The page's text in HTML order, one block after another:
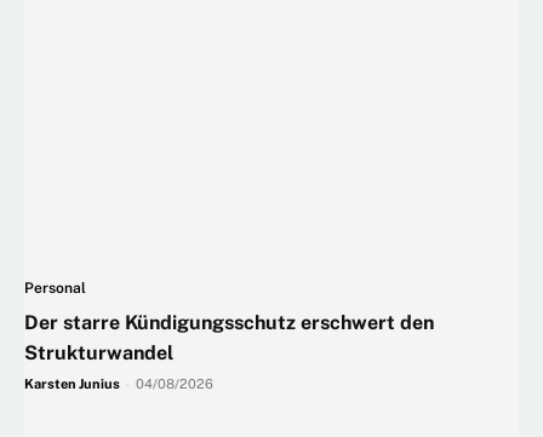
Personal
Der starre Kündigungsschutz erschwert den
Strukturwandel
Karsten Junius 04/08/2026